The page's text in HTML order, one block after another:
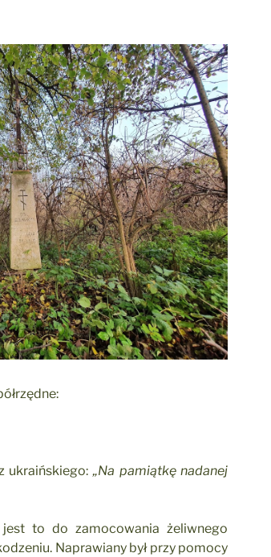
ukraińskiego: „Na pamiątkę nadanej
jest to do zamocowania żeliwnego
Naprawiany był przy pomocy